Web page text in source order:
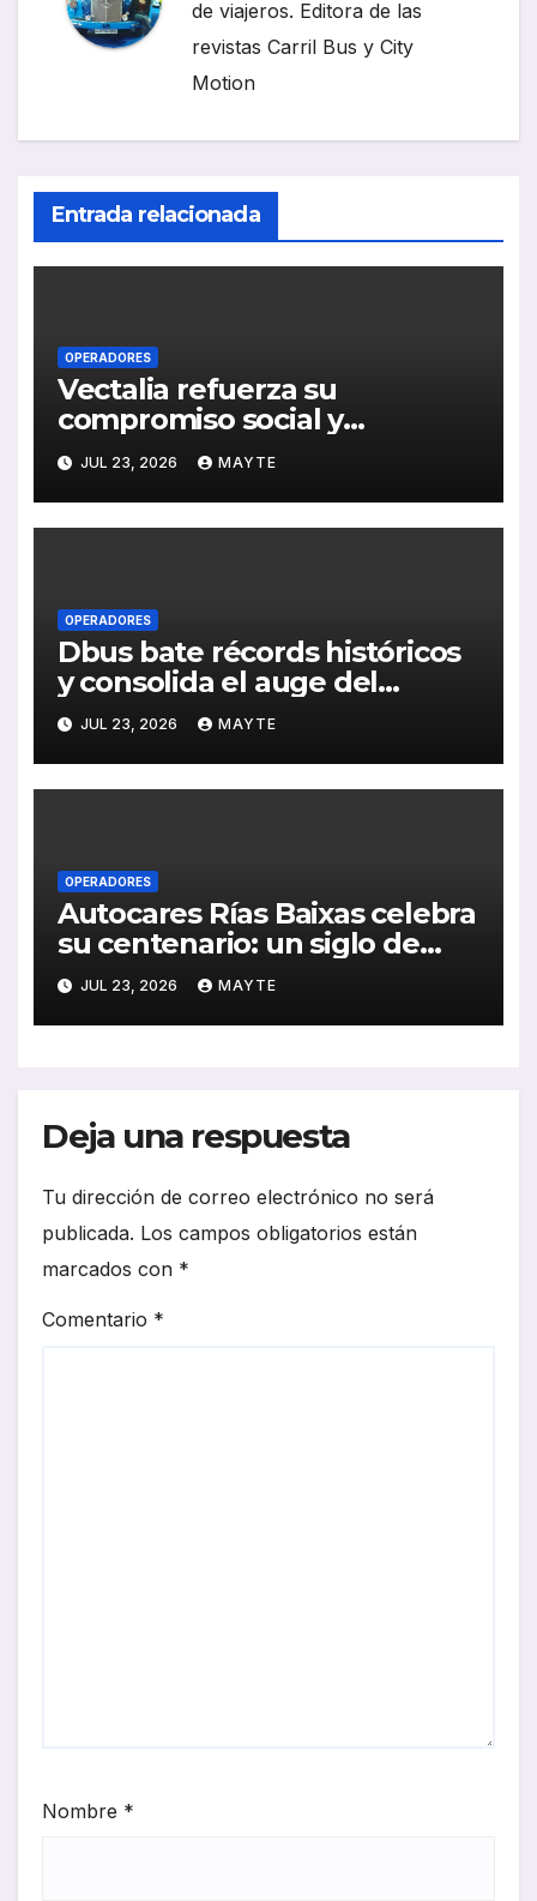
de viajeros. Editora de las
revistas Carril Bus y City
Motion
Entrada relacionada
OPERADORES
Vectalia refuerza su
compromiso social y
medioambiental con la
publicación de su Memoria de
RSC 2025
JUL 23, 2026 MAYTE
OPERADORES
Dbus bate récords históricos
y consolida el auge del
transporte público en San
Sebastián
JUL 23, 2026 MAYTE
OPERADORES
Autocares Rías Baixas celebra
su centenario: un siglo de
historia, esfuerzo familiar y
compromiso con el
transporte gallego
JUL 23, 2026 MAYTE
Deja una respuesta
Tu dirección de correo electrónico no será
publicada. Los campos obligatorios están
marcados con *
Comentario *
Nombre *